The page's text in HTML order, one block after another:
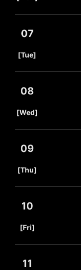
07
[Tue]
08
[Wed]
09
[Thu]
10
[Fri]
11